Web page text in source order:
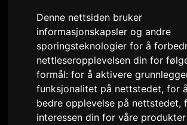
Denne nettsiden bruker
informasjonskapsler og andre
sporingsteknologier for å
nettleseropplevelsen din for
formål:for å aktivere
funksjonalitet på nettstedet,for
bedre opplevelse på nettstedet,
interessen din for våre
Skaperen Daidai
hitskrekkspillet
Doesn't Dance' til
AvSam 1 juni 2026
Oversatt fra